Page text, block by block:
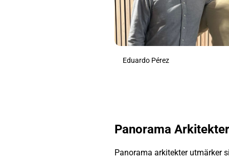
Eduardo Pérez
Panorama Arkitekter
Panorama arkitekter utmärker